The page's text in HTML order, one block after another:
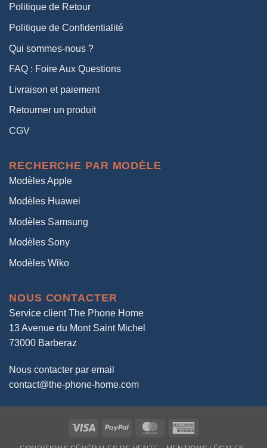
Politique de Retour
Politique de Confidentialité
Qui sommes-nous ?
FAQ : Foire Aux Questions
Livraison et paiement
Retourner un produit
CGV
RECHERCHE PAR MODÈLE
Modèles Apple
Modèles Huawei
Modèles Samsung
Modèles Sony
Modèles Wiko
NOUS CONTACTER
Service client The Phone Home
13 Avenue du Mont Saint Michel
73000 Barberaz
Nous contacter par email
contact@the-phone-home.com
Visa PayPal MasterCard